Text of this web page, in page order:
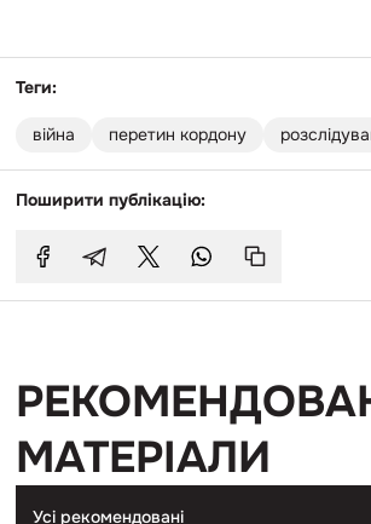
Теги:
війна перетин кордону
Поширити публікацію:
МАТЕРІАЛИ
Усі рекомендовані